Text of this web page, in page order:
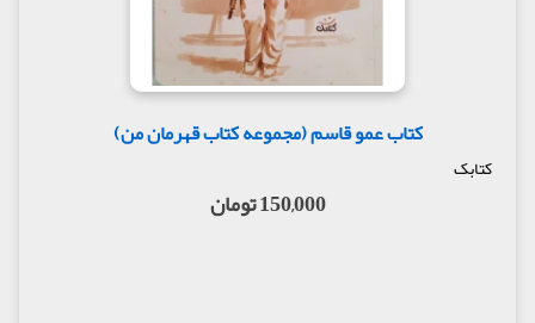
نیست. خانه ای هم که ساکنان آن نماز نخوانند و
ارتباطشان با خدا قطع باشد، محل رفت و آمد شیطان ها
می شود. هر جا هم شیطان ها وارد شوند، دیگر فرشته ها
به آنجا رفت و آمد نمی کنند.
صفحه 25 کتاب آقا محسن
ماه رمضان بود و هوای مشهد هم حسابی گرم شده بود.
به صحن آزادی رسیدند, محسن در را بوسید. دست
گذاشت روی سینه و به امام رضا (ع) سلام داد. بعد هم
پشت سر پدر و مادرش وارد حرم شد.
کتاب عمو قاسم (مجموعه کتاب قهرمان من)
کتابک
150,000 تومان